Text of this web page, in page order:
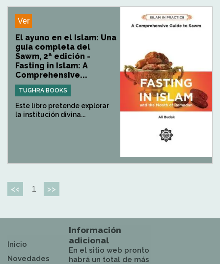
Ver
El ayuno en el Islam: Una
guía completa del
Sawm, 2ª edición -
Fasting in Islam: A
Comprehensive...
TUGHRA BOOKS
Este libro pretende explorar
la institución divina...
<< 1 >>
Inicio
Novedades
Información
adicional
En el sitio web pronto
habrá un total de más